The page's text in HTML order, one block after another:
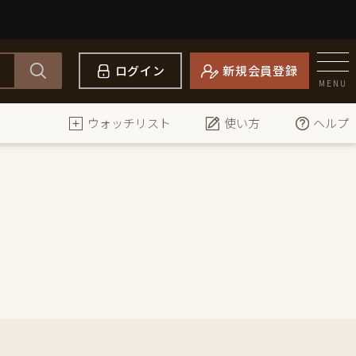
ログイン 新規会員登録
MENU
ウォッチリスト 使い方 ヘルプ